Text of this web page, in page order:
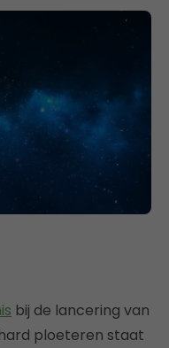
bij de lancering van
ploeteren staat